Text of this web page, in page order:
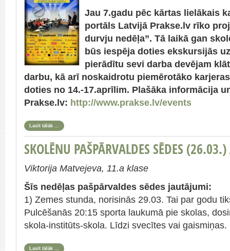
Jau 7.gadu pēc kārtas lielākais
portāls Latvijā Prakse.lv rīko
durvju nedēļa”. Tā laikā gan
būs iespēja doties ekskursijās
pierādītu sevi darba devējam
darbu, kā arī noskaidrotu piemērotāko
doties no 14.-17.aprīlim. Plašāka informācija
Prakse.lv: http://www.prakse.lv/events
Lasīt tālāk …
SKOLĒNU PAŠPĀRVALDES SĒDES (26.03.)
Viktorija Matvejeva, 11.a klase
Šīs nedēļas pašpārvaldes sēdes jautājumi:
1) Zemes stunda, norisinās 29.03. Tai par godu
Pulcēšanās 20:15 sporta laukumā pie skolas,
skola-institūts-skola. Līdzi svecītes vai gaismiņas.
Lasīt tālāk …